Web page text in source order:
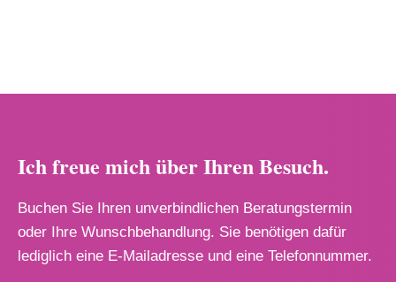
Ich freue mich über Ihren Besuch.
Buchen Sie Ihren unverbindlichen Beratungstermin
oder Ihre Wunschbehandlung. Sie benötigen dafür
lediglich eine E-Mailadresse und eine Telefonnummer.